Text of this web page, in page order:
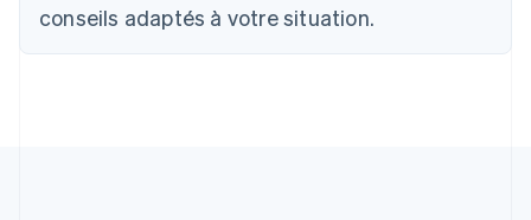
conseils adaptés à votre situation.
Bulgarie
Canada